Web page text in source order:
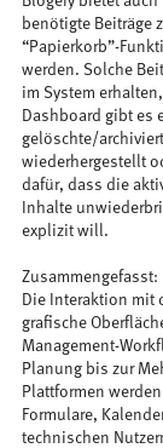
benötigte Beiträge
“Papierkorb”-
werden. Solche
im System
Dashboard gibt es
gelöschte/
wiederhergestellt
dafür, dass die
Inhalte
explizit will.
Zusammengefasst:
Die Interaktion mit
grafische
Management-
Planung bis zur
Plattformen
Formulare,
technischen